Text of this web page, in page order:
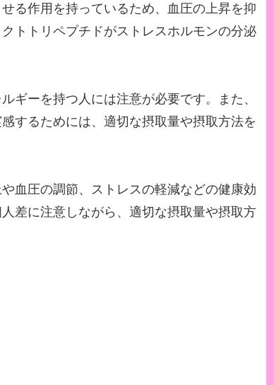
る作用を持っているため、血圧の上昇を抑
トトリペプチドがストレスホルモンの分泌
ギーを持つ人には注意が必要です。また、
するためには、適切な摂取量や摂取方法を
血圧の調節、ストレスの軽減などの健康効
差に注意しながら、適切な摂取量や摂取方